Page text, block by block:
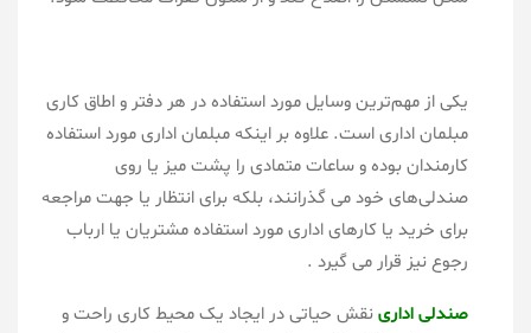
یکی از مهم‌ترین وسایل مورد استفاده در هر دفتر و اطاق کاری
مبلمان اداری است. علاوه بر اینکه مبلمان اداری مورد استفاده
کارمندان بوده و ساعات متمادی را پشت میز یا روی
صندلی‌های خود می گذرانند، بلکه برای انتظار یا جهت مراجعه
برای خرید یا کارهای اداری مورد استفاده مشتریان یا ارباب
رجوع نیز قرار می گیرد .
صندلی ادارینقش حیاتی در ایجاد یک محیط کاری راحت و